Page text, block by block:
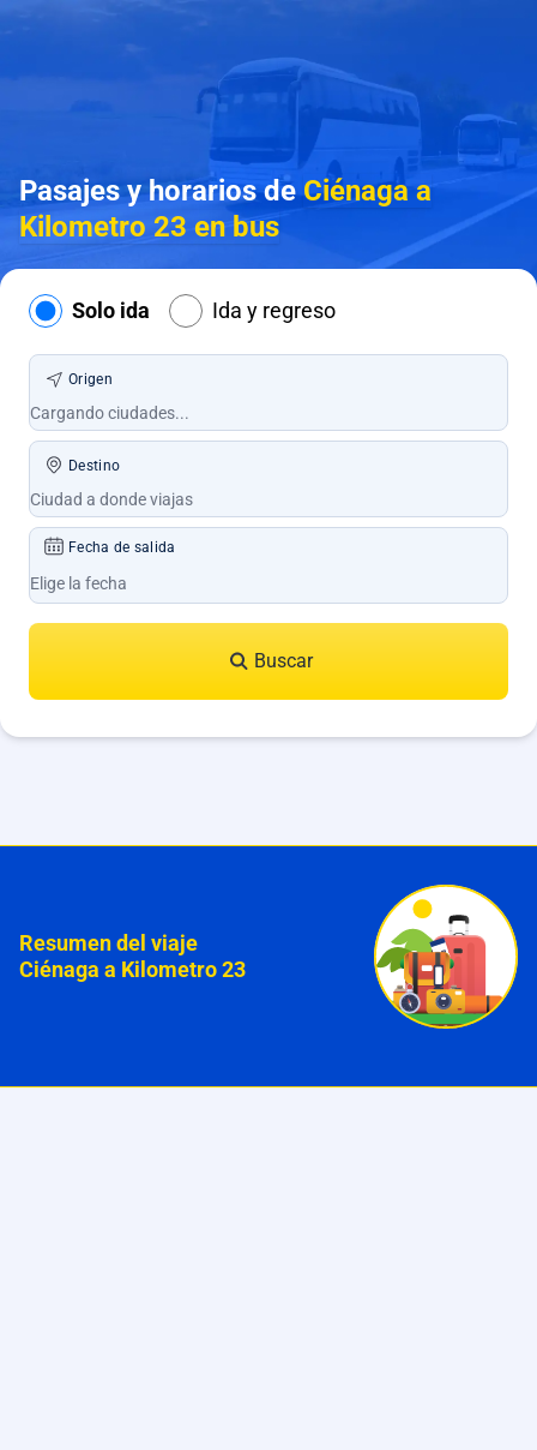
Pasajes y horarios deCiénaga a
Kilometro 23 en bus
Solo ida Ida y regreso
Origen
Destino
Fecha de salida
Buscar
Resumen del viaje
Ciénaga a Kilometro 23